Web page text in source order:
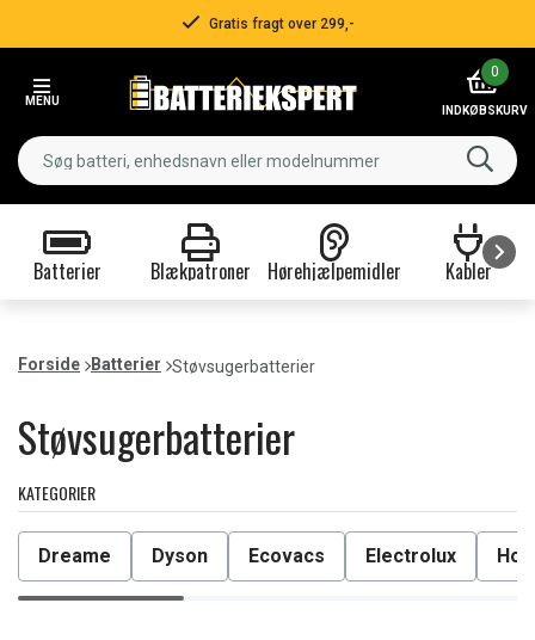
Hurtig levering!
MENU
0
INDKØBSKURV
Batterier Blækpatroner Hørehjælpemidler Kabler
Forside Batterier Støvsugerbatterier
Støvsugerbatterier
KATEGORIER
Dreame Dyson Ecovacs Electrolux